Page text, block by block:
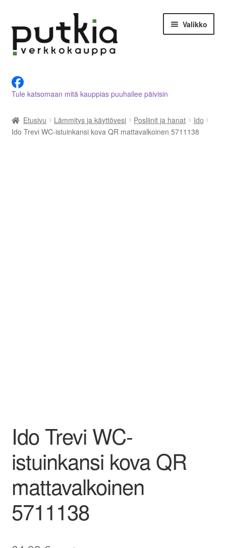
navigointiin
sisältöön
Valikko
Tietoja meistä
Asiakastilini
Tule katsomaan mitä kauppias puuhailee päivisin
Etusivu Lämmitys ja käyttövesi Posliinit ja hanat
Ido
Ido Trevi WC-istuinkansi kova QR mattavalkoinen 5711138
Ido Trevi WC-
istuinkansi kova QR
mattavalkoinen
5711138